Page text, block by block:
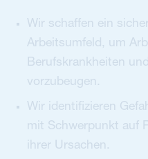
Wir schaffen ein
Arbeitsumfeld, um
Berufskrankheiten
vorzubeugen.
Wir identifizieren
mit Schwerpunkt auf
ihrer Ursachen.